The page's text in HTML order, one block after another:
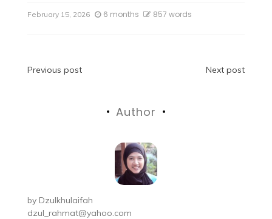
February 15, 2026 6 months 857 words
Previous post Next post
Author
by Dzulkhulaifah
dzul_rahmat@yahoo.com